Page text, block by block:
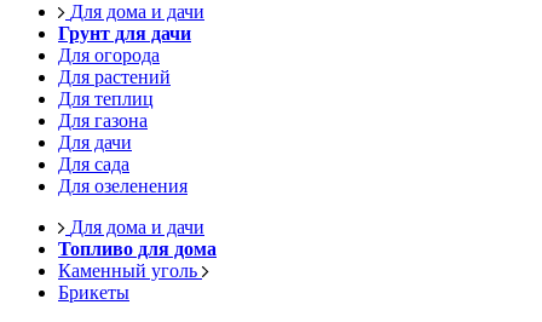
Для дома и дачи
Грунт для дачи
Для огорода
Для растений
Для теплиц
Для газона
Для дачи
Для сада
Для озеленения
Для дома и дачи
Топливо для дома
Каменный уголь
Брикеты